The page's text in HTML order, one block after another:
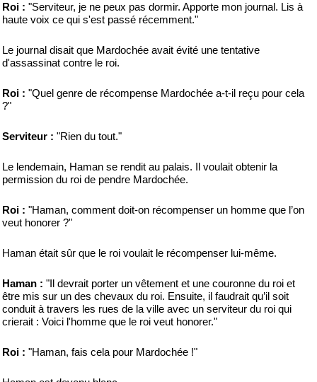
Roi : "Serviteur, je ne peux pas dormir. Apporte mon journal. Lis à
haute voix ce qui s'est passé récemment."
Le journal disait que Mardochée avait évité une tentative
d'assassinat contre le roi.
Roi : "Quel genre de récompense Mardochée a-t-il reçu pour cela
?"
Serviteur : "Rien du tout."
Le lendemain, Haman se rendit au palais. Il voulait obtenir la
permission du roi de pendre Mardochée.
Roi : "Haman, comment doit-on récompenser un homme que l’on
veut honorer ?"
Haman était sûr que le roi voulait le récompenser lui-même.
Haman : "Il devrait porter un vêtement et une couronne du roi et
être mis sur un des chevaux du roi. Ensuite, il faudrait qu’il soit
conduit à travers les rues de la ville avec un serviteur du roi qui
crierait : Voici l'homme que le roi veut honorer."
Roi : "Haman, fais cela pour Mardochée !"